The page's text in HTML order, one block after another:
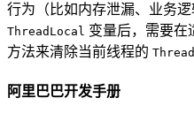
行为（比如内存泄漏、业务
ThreadLocal 变量后，需要在
方法来清除当前线程的
阿里巴巴开发手册